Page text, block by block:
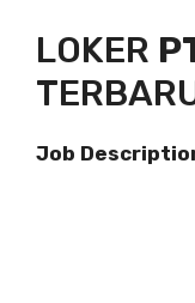
LOKER
Job